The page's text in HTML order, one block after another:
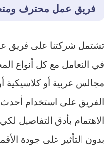
فريق عمل محترف
تشتمل شركتنا على فريق
في التعامل مع كل أنواع
مجالس عربية أو كلاسيكية
الفريق على استخدام
الاهتمام بأدق التفاصيل
بدون التأثير على جودة